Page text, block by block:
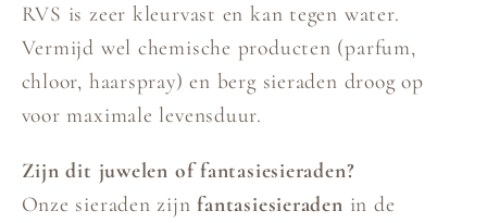
RVS is zeer kleurvast en kan tegen water.
Vermijd wel chemische producten (parfum,
chloor, haarspray) en berg sieraden droog op
voor maximale levensduur.
Zijn dit juwelen of fantasiesieraden?
Onze sieraden zijnfantasiesieraden in de